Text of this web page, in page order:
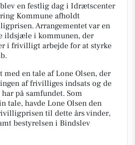
en festlig dag i Idrætscenter
Kommune afholdt
Arrangementet var en
ildsjæle i kommunen, der
i frivilligt arbejde for at styrke
en tale af Lone Olsen, der
af frivilliges indsats og de
på samfundet. Som
tale, havde Lone Olsen den
til dette års vinder,
bestyrelsen i Bindslev